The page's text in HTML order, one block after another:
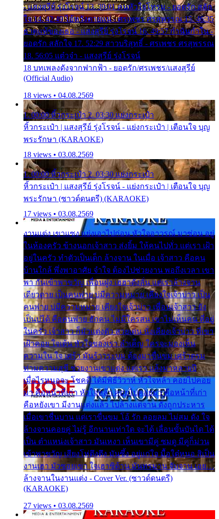
- แสงสุรีย์ รุ่งโรจน์ 13. 39:01 คนหัวใจโทรม - ยอดรัก สลัก
ใจ 14. 42:49 ไอ้หวังตายแน่ - ศรเพชร ศรสุพรรณ 15. 46:35
ธาตุแท้ของเธอ - แสงสุรีย์ รุ่งโรจน์ 16. 49:57 กำนันกำใน -
ยอดรัก สลักใจ 17. 52:29 สาวบริสุทธิ์ - ศรเพชร ศรสุพรรณ
18. 56:05 แต๋วจ๋า - แสงสุรีย์ รุ่งโรจน์
18 บทเพลงดังจากฟากฟ้า - ยอดรัก/ศรเพชร/แสงสุรีย์
(Official Audio)
18 views • 04.08.2569
1. 00:00 หิ้วกระเป๋า 2. 03:30 แย่งกระเป๋า
หิ้วกระเป๋า | แสงสุรีย์ รุ่งโรจน์ - แย่งกระเป๋า | เตือนใจ บุญ
พระรักษา (KARAOKE)
18 views • 03.08.2569
1. 00:00 หิ้วกระเป๋า 2. 03:30 แย่งกระเป๋า
หิ้วกระเป๋า | แสงสุรีย์ รุ่งโรจน์ - แย่งกระเป๋า | เตือนใจ บุญ
พระรักษา (ซาวด์ดนตรี) (KARAOKE)
17 views • 03.08.2569
งานแต่ง เขาแซง แย่งเอาไปก่อน หัวใจอาวรณ์ มาซ่อน อยู่
ในห้องครัว ข้างนอกเจ้าสาว ส่งยิ้ม ให้คนไปทั่ว แต่เรา เฝ้า
อยู่ในครัว ทำตัวเป็นเด็ก ล้างจาน ในเมื่อ เจ้าสาว คือคน
บ้านใกล้ พึ่งพาอาศัย จำใจ ต้องไปช่วยงาน พอถึงเวลา เขา
พา กันเข้าพาขวัญ เพื่อนฝูง เฮฮาดังลั่น แต่เราล้างจาน
เดียวดาย เป็นคนพ่าย บ่มีความหมาย เคียงใจเจ้าบ่าว เป็น
คนพ่าย บ่มีความหมาย เคียงใจเจ้าบ่าว เพื่อนเจ้าสาว ยัง
เป็นบ่ได้ คือคนพ่าย ฮักคน ไม่มีใครสน เขาไม่เห็นคน ที่อยู่
ในครัว เจ้าสาว ก็มัวแต่งตัว สวยเด่น นั่งเคียงเจ้าบ่าว ที่เขา
เฝ้าคอย ใจเต้น หัวใจของเรา ลำเค็ญ ใครจะมองเห็น
ความใน ใจ เศร้า มันร้าวระบม ต้องมาขื่นขม เศร้าตรม
ท่ามความสุขี ช่วยงานเขาแต่ง แต่เรา แล้งมาหลายปี
เมื่อไรหนอจะ โชคดี ได้มีพิธีวิวาห์ หัวใจหล้า คอยไปคอย
มา คือหน้าที่เก่า หัวใจหล้า คอยไปคอยมา คือหน้าที่เก่า
คือหยังเขา มีงานแต่งแล้ว ไปล้างแต่จาน ดั่งถูกประหาร
เมื่อเขาชื่นบาน แต่เราขื่นขม โอ้ รัก ลอยลม ไม่สม ดัง ใจ
ล้างจานคอยคู่ ไม่รู้ อีกนานเท่าใด จะได้ เลื่อนขั้นบันได ได้
เป็น ตำแหน่งเจ้าสาว มันเหงา เห็นเขามีคู่ ซมดู มีคู่ก็ม่วน
เข้าพาขวัญ เสียงโห่ตึงตึง มันซึ้ง อยู่แก่ใจ มื้อใด๋หนอ สิเป็น
งานเฮา มัวซอยเขา ใจเฮาซิด้าน มันทรมาน จับจาน เอย…
ล้างจานในงานแต่ง - Cover Ver. (ซาวด์ดนตรี)
(KARAOKE)
27 views • 03.08.2569